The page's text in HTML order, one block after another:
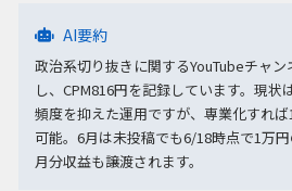
AI要約
政治系切り抜きに関するYouTubeチャ
し、CPM816円を記録しています。現
頻度を抑えた運用ですが、専業化すれ
可能。6月は未投稿でも6/18時点で1万
月分収益も譲渡されます。